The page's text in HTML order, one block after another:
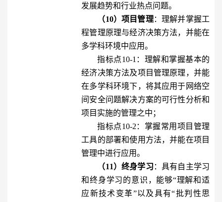
发展趋势和行业热点问题。
（10）项目管理：理解并掌握工
程管理原理与经济决策方法，并能在
多学科环境中应用。
指标点10-1：理解和掌握基本的
经济决策方法及项目管理原理，并能
在多学科环境下，将其应用于网络空
间安全问题解决方案的可行性分析和
项目实施的管理之中；
指标点10-2：掌握常用项目管理
工具的部署和使用方法，并能在项目
管理中进行应用。
（11）终身学习 ：具有自主学习
和终身学习的意识，能够“理解和适
应新技术变革”以及具有“批判性思